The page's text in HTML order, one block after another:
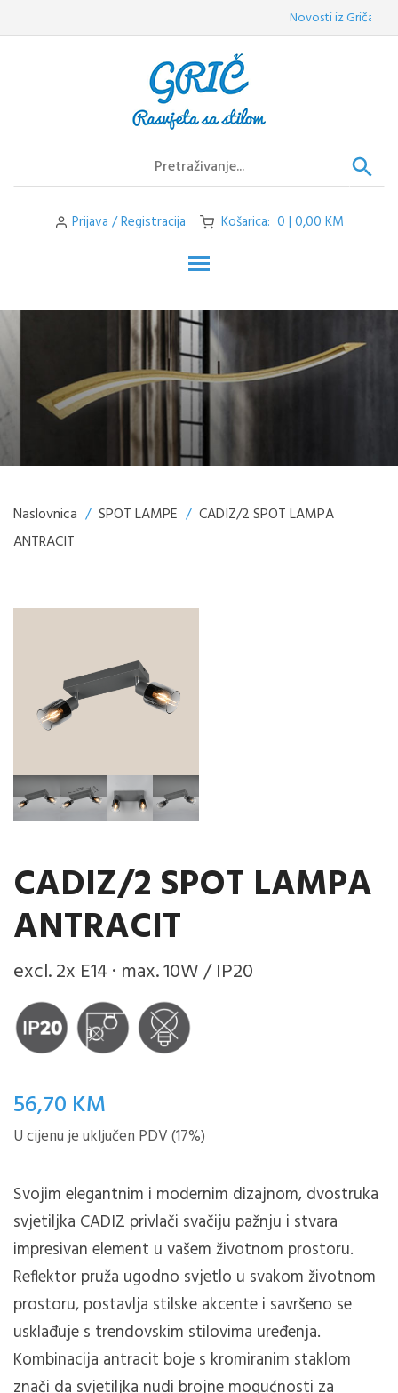
to
Novosti iz Griča:
Prijava / Registracija Košarica: 0 | 0,00 KM
Naslovnica / SPOT LAMPE / CADIZ/2 SPOT LAMPA
ANTRACIT
CADIZ/2 SPOT LAMPA
ANTRACIT
excl. 2x E14 · max. 10W / IP20
56,70 KM
U cijenu je uključen PDV (17%)
Svojim elegantnim i modernim dizajnom, dvostruka
svjetiljka CADIZ privlači svačiju pažnju i stvara
impresivan element u vašem životnom prostoru.
Reflektor pruža ugodno svjetlo u svakom životnom
prostoru, postavlja stilske akcente i savršeno se
usklađuje s trendovskim stilovima uređenja.
Kombinacija antracit boje s kromiranim staklom